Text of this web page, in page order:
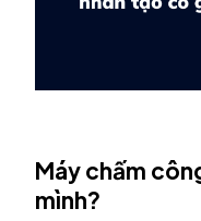
Máy chấm
mình?